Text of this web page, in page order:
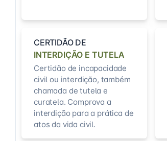
CERTIDÃO DE
INTERDIÇÃO E TUTELA
Certidão de incapacidade
civil ou interdição, também
chamada de tutela e
curatela. Comprova a
interdição para a prática de
atos da vida civil.